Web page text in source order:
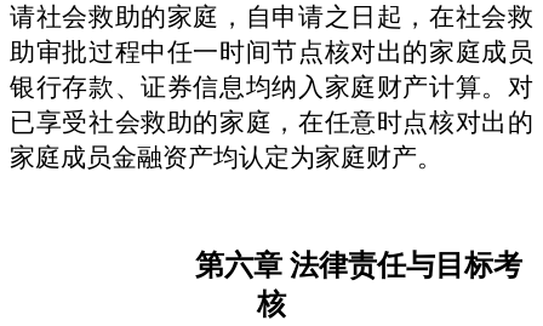
请社会救助的家庭，自申请之日起，在社会救
助审批过程中任一时间节点核对出的家庭成员
银行存款、证券信息均纳入家庭财产计算。对
已享受社会救助的家庭，在任意时点核对出的
家庭成员金融资产均认定为家庭财产。
第六章法律责任与目标考
核